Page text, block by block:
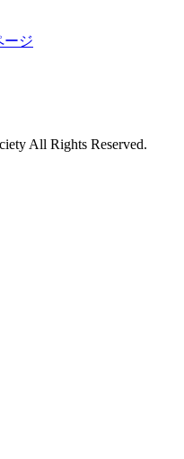
ージ
All Rights Reserved.